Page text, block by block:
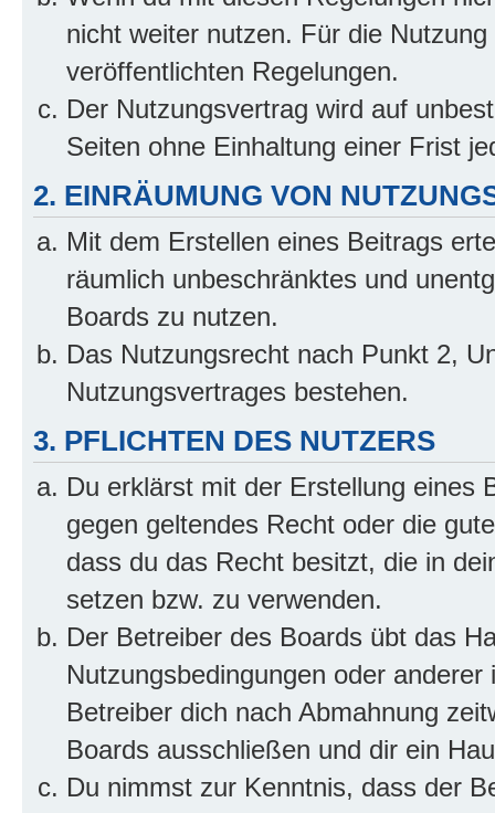
nicht weiter nutzen. Für die
veröffentlichten Regelungen.
Der Nutzungsvertrag wird auf
Seiten ohne Einhaltung einer Frist
2. EINRÄUMUNG VON
Mit dem Erstellen eines Beitrags
räumlich unbeschränktes und
Boards zu nutzen.
Das Nutzungsrecht nach Punkt 2,
Nutzungsvertrages bestehen.
3. PFLICHTEN DES NUTZERS
Du erklärst mit der Erstellung eines
gegen geltendes Recht oder die
dass du das Recht besitzt, die in
setzen bzw. zu verwenden.
Der Betreiber des Boards übt das
Nutzungsbedingungen oder
Betreiber dich nach Abmahnung
Boards ausschließen und dir ein
Du nimmst zur Kenntnis, dass der